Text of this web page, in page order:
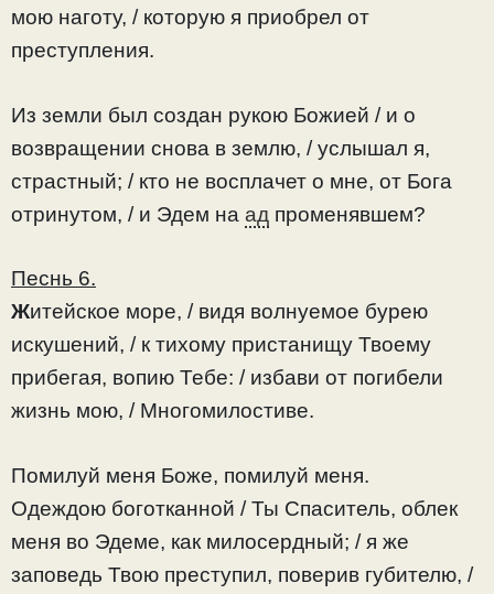
мою наготу, / которую я приобрел от
преступления.
Из земли был создан рукою Божией / и о
возвращении снова в землю, / услышал я,
страстный; / кто не восплачет о мне, от Бога
отринутом, / и Эдем на ад променявшем?
Песнь 6.
Житейское море, / видя волнуемое бурею
искушений, / к тихому пристанищу Твоему
прибегая, вопию Тебе: / избави от погибели
жизнь мою, / Многомилостиве.
Помилуй меня Боже, помилуй меня.
Одеждою боготканной / Ты Спаситель, облек
меня во Эдеме, как милосердный; / я же
заповедь Твою преступил, поверив губителю, /